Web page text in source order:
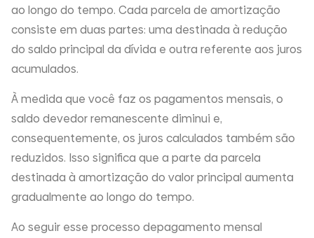
ao longo do tempo. Cada parcela de amortização
consiste em duas partes: uma destinada à redução
do saldo principal da dívida e outra referente aos juros
acumulados.
À medida que você faz os pagamentos mensais, o
saldo devedor remanescente diminui e,
consequentemente, os juros calculados também são
reduzidos. Isso significa que a parte da parcela
destinada à amortização do valor principal aumenta
gradualmente ao longo do tempo.
Ao seguir esse processo depagamento mensal